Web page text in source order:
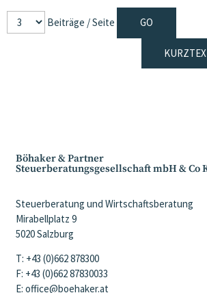
Beiträge / Seite
Böhaker & Partner
Steuerberatungsgesellschaft mbH & Co
Steuerberatung und Wirtschaftsberatung
Mirabellplatz 9
5020 Salzburg
T: +43 (0)662 878300
F: +43 (0)662 87830033
E: office@boehaker.at